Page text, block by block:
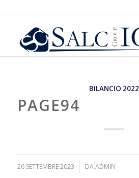
BILANCIO 2022
PAGE94
26 SETTEMBRE 2023
/ DAADMIN